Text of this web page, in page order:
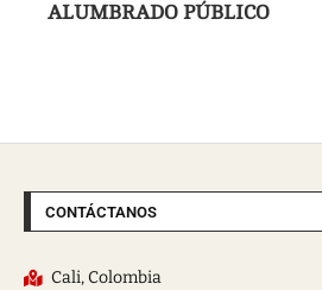
ALUMBRADO PÚBLICO
CONTÁCTANOS
Cali, Colombia